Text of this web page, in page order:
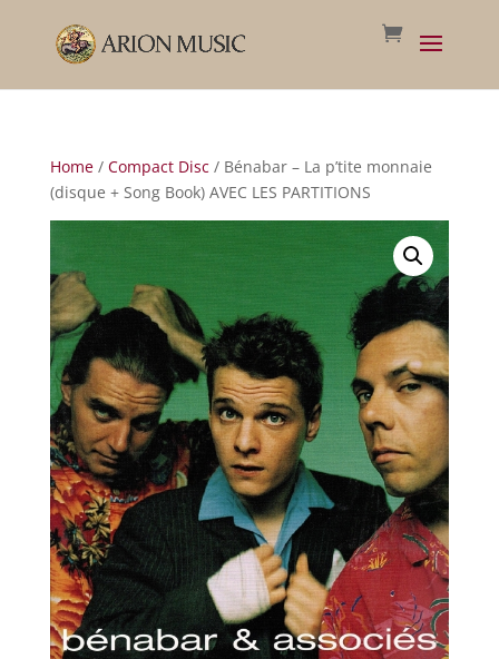
Home/ Compact Disc/ Bénabar – La p’tite monnaie
(disque + Song Book) AVEC LES PARTITIONS